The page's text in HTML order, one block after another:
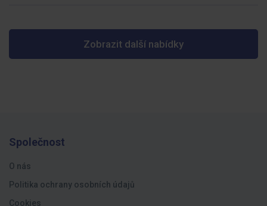
Zobrazit další nabídky
Společnost
O nás
Politika ochrany osobních údajů
Cookies